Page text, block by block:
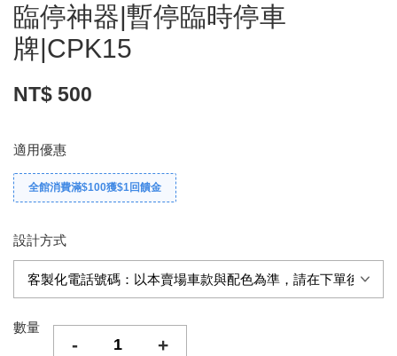
臨停神器|暫停臨時停車
牌|CPK15
NT$ 500
適用優惠
全館消費滿$100獲$1回饋金
設計方式
數量
- +